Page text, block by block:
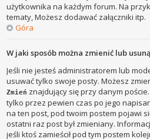
użytkownika na każdym forum. Na
tematy, Możesz dodawać załączniki itp.
Góra
W jaki sposób można zmienić lub
Jeśli nie jesteś administratorem lub
usuwać tylko swoje posty. Możesz
Zmień znajdujący się przy danym
tylko przez pewien czas po jego
na ten post, pod twoim postem pojawi
ostatni raz post był zmieniany.
jeśli ktoś zamieścił pod tym postem